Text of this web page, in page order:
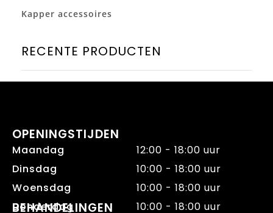
Kapper accessoires
RECENTE PRODUCTEN
OPENINGSTIJDEN
Maandag
12:00 - 18:00 uur
Dinsdag
10:00 - 18:00 uur
Woensdag
10:00 - 18:00 uur
Donderdag
10:00 - 18:00 uur
BEHANDELINGEN